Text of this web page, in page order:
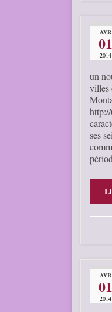
AVR
01
2014
un
villes
ses
AVR
01
2014